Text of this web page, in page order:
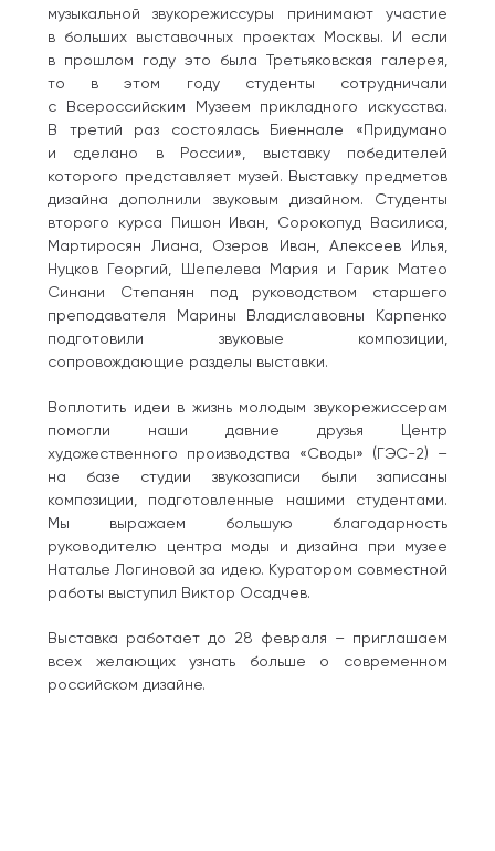
музыкальной звукорежиссуры принимают участие
в больших выставочных проектах Москвы. И если
в прошлом году это была Третьяковская галерея,
то в этом году студенты сотрудничали
с Всероссийским Музеем прикладного искусства.
В третий раз состоялась Биеннале «Придумано
и сделано в России», выставку победителей
которого представляет музей. Выставку предметов
дизайна дополнили звуковым дизайном. Студенты
второго курса Пишон Иван, Сорокопуд Василиса,
Мартиросян Лиана, Озеров Иван, Алексеев Илья,
Нуцков Георгий, Шепелева Мария и Гарик Матео
Синани Степанян под руководством старшего
преподавателя Марины Владиславовны Карпенко
подготовили звуковые композиции,
сопровождающие разделы выставки.
Воплотить идеи в жизнь молодым звукорежиссерам
помогли наши давние друзья Центр
художественного производства «Своды» (ГЭС-2) –
на базе студии звукозаписи были записаны
композиции, подготовленные нашими студентами.
Мы выражаем большую благодарность
руководителю центра моды и дизайна при музее
Наталье Логиновой за идею. Куратором совместной
работы выступил Виктор Осадчев.
Выставка работает до 28 февраля – приглашаем
всех желающих узнать больше о современном
российском дизайне.